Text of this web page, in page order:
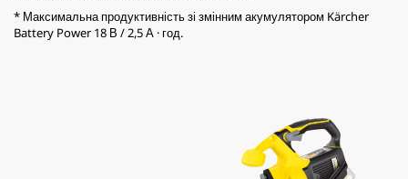
* Максимальна продуктивність зі змінним акумулятором Kärcher
Battery Power 18 В / 2,5 А · год.